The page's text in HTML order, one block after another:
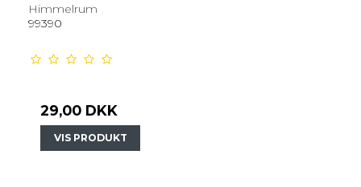
Himmelrum
99390
29,00 DKK
VIS PRODUKT